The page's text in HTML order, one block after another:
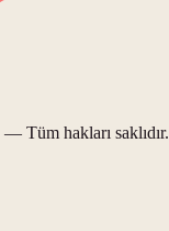
— Tüm hakları saklıdır.